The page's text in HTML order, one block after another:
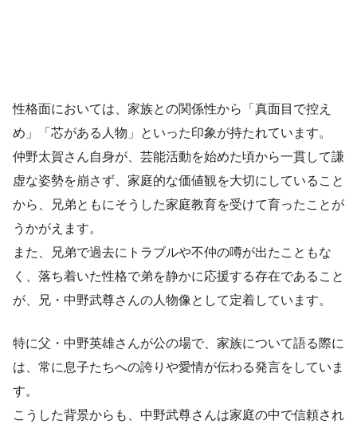
性格面においては、家族との関係性から「真面目で控え
め」「芯がある人物」といった印象が持たれています。
仲野太賀さん自身が、芸能活動を始めた頃から一貫して謙
虚な姿勢を崩さず、家庭的な価値観を大切にしていること
から、兄弟ともにそうした家庭教育を受けて育ったことが
うかがえます。
また、兄弟で過去にトラブルや不仲の噂が出たこともな
く、落ち着いた性格で弟を静かに応援する存在であること
が、兄・中野武尊さんの人物像として定着しています。
特に父・中野英雄さんが公の場で、家族について語る際に
は、常に息子たちへの誇りや愛情が伝わる発言をしていま
す。
こうした背景からも、中野武尊さんは家庭の中で信頼され